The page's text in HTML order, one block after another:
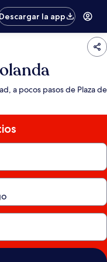
la app
a pocos pasos de Plaza de